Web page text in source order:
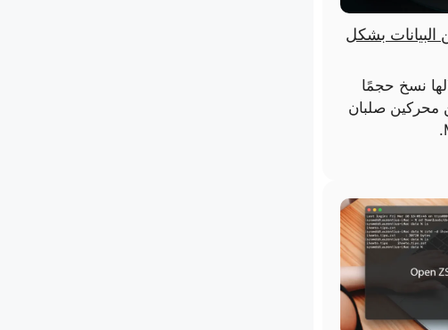
البيانات بشكل
نسخ حجمًا
محركين صلبان